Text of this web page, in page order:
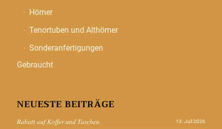
Hörner
Tenortuben und Althörner
Sonderanfertigungen
Gebraucht
NEUESTE BEITRÄGE
Rabatt auf Koffer und Taschen 13. Juli 2026